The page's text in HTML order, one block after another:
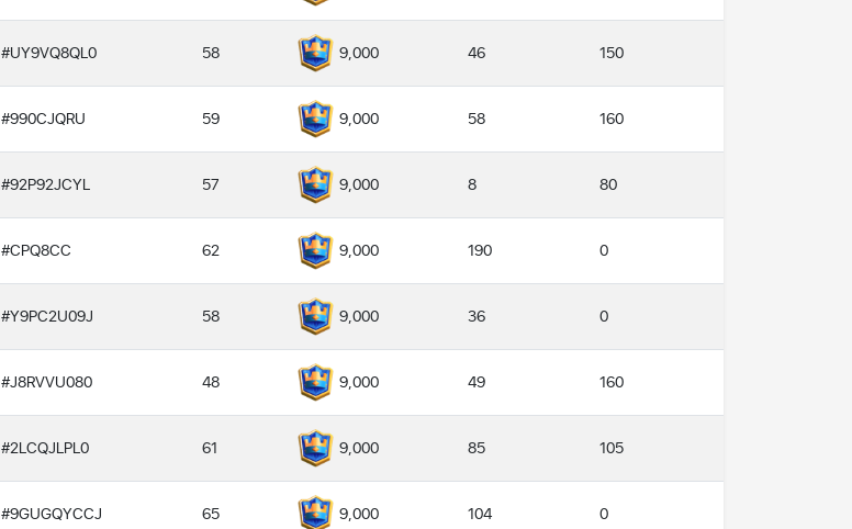
#UY9VQ8QL0 58 9,000 46 150
#990CJQRU 59 9,000 58 160
#92P92JCYL 57 9,000 8 80
#CPQ8CC 62 9,000 190 0
#Y9PC2U09J 58 9,000 36 0
#J8RVVU080 48 9,000 49 160
#2LCQJLPL0 61 9,000 85 105
#9GUGQYCCJ 65 9,000 104 0